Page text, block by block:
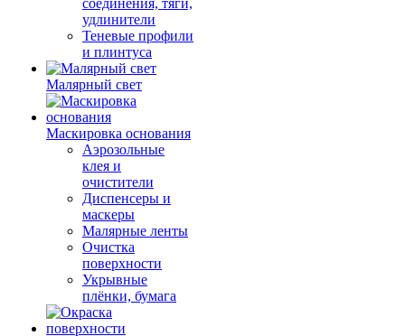
соединения, тяги,
удлинители
Теневые профили
и плинтуса
Малярный свет
Маскировка основания
Аэрозольные
клея и
очистители
Диспенсеры и
маскеры
Малярные ленты
Очистка
поверхности
Укрывные
плёнки, бумага